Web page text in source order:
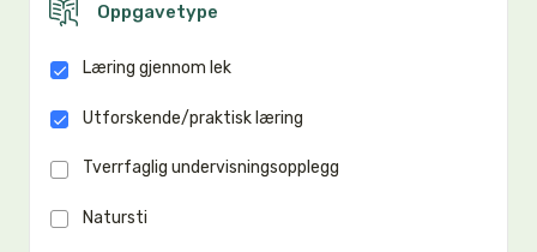
Oppgavetype
Læring gjennom lek
Utforskende/praktisk læring
Tverrfaglig undervisningsopplegg
Natursti